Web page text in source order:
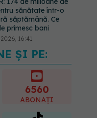
despre vârsta
o ai. Care este
cromatic" al
21:29
ȘI PE:
6560
ABONAȚI